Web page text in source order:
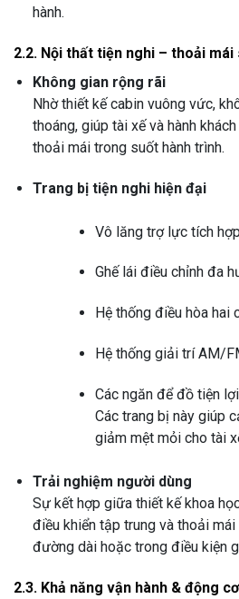
hành.
2.2. Nội thất tiện nghi – thoải
Không gian rộng rãi
Nhờ thiết kế cabin vuông vức,
thoáng, giúp tài xế và hành
thoải mái trong suốt hành trình.
Trang bị tiện nghi hiện đại
Vô lăng trợ lực tích
Ghế lái điều chỉnh đa
Hệ thống điều hòa hai
Hệ thống giải trí AM/
Các ngăn để đồ tiện
Các trang bị này giúp
giảm mệt mỏi cho tài
Trải nghiệm người dùng
Sự kết hợp giữa thiết kế khoa
điều khiển tập trung và thoải
đường dài hoặc trong điều kiện
2.3. Khả năng vận hành & động